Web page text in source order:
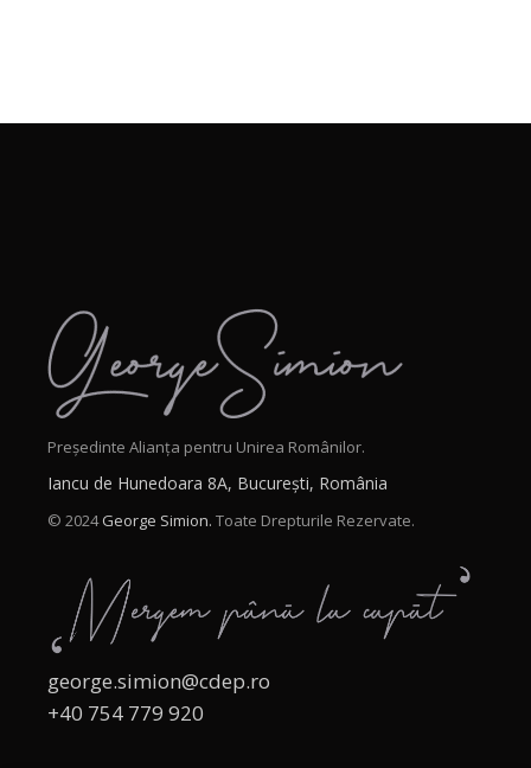
Președinte Alianța pentru Unirea Românilor.
Iancu de Hunedoara 8A, București, România
© 2024George Simion. Toate Drepturile Rezervate.
george.simion@cdep.ro
+40 754 779 920